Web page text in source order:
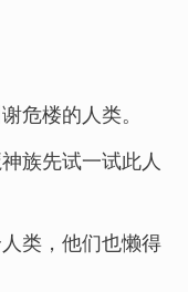
危楼的人类。
族先试一试此人
类，他们也懒得